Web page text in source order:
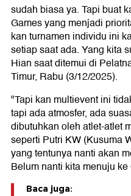
sudah biasa ya. Tapi buat
Games yang menjadi
kan turnamen individu ini
setiap saat ada. Yang kita
Hian saat ditemui di
Timur, Rabu (3/12/2025).
"Tapi kan multievent ini
tapi ada atmosfer, ada
dibutuhkan oleh atlet-atlet
seperti Putri KW (Kusuma
yang tentunya nanti akan
Belum nanti kita menuju
Baca juga: